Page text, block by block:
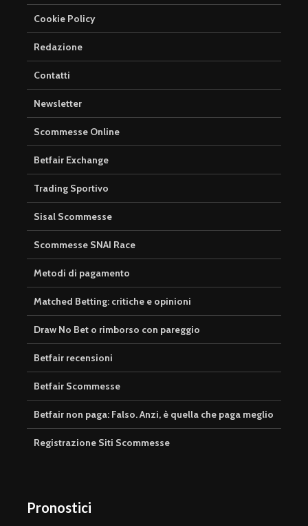
Cookie Policy
Redazione
Contatti
Newsletter
Scommesse Online
Betfair Exchange
Trading Sportivo
Sisal Scommesse
Scommesse SNAI Race
Metodi di pagamento
Matched Betting: critiche e opinioni
Draw No Bet o rimborso con pareggio
Betfair recensioni
Betfair Scommesse
Betfair non paga: Falso. Anzi, è quella che paga meglio
Registrazione Siti Scommesse
Pronostici